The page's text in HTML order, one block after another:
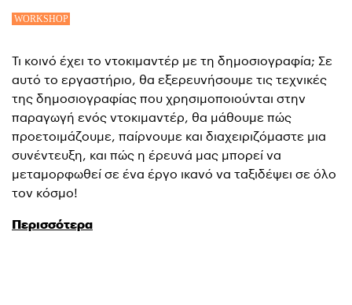
Τι κοινό έχει το ντοκιμαντέρ με τη δημοσιογραφία; Σε
αυτό το εργαστήριο, θα εξερευνήσουμε τις τεχνικές
της δημοσιογραφίας που χρησιμοποιούνται στην
παραγωγή ενός ντοκιμαντέρ, θα μάθουμε πώς
προετοιμάζουμε, παίρνουμε και διαχειριζόμαστε μια
συνέντευξη, και πώς η έρευνά μας μπορεί να
μεταμορφωθεί σε ένα έργο ικανό να ταξιδέψει σε όλο
τον κόσμο!
Περισσότερα